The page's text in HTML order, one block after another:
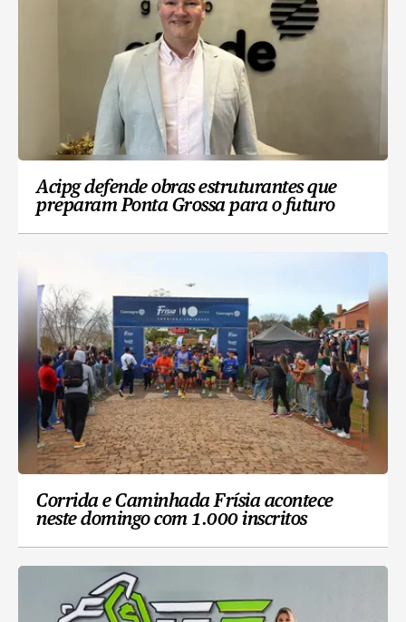
Acipg defende obras estruturantes que
preparam Ponta Grossa para o futuro
Corrida e Caminhada Frísia acontece
neste domingo com 1.000 inscritos